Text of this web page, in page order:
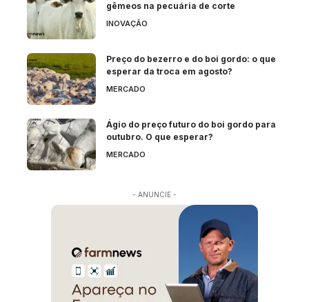
gêmeos na pecuária de corte
INOVAÇÃO
Preço do bezerro e do boi gordo: o que
esperar da troca em agosto?
MERCADO
Ágio do preço futuro do boi gordo para
outubro. O que esperar?
MERCADO
- ANUNCIE -